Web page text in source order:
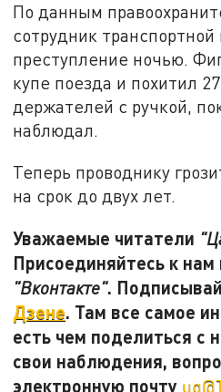
По данным
сотрудник
преступление ночью.
купе поезда и похитил
держателей с ручкой,
наблюдал.
Теперь проводнику
на срок до двух лет.
Уважаемые читатели
Присоединяйтесь к нам
"Вконтакте".
Дзене. Там все самое
есть чем поделиться с
свои наблюдения,
электронную почту